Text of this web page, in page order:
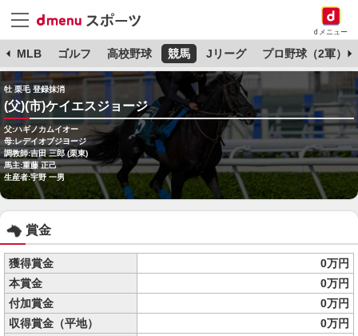
dメニュー
MLB ゴルフ 高校野球 競馬 Jリーグ プロ野球（2軍）
牡 栗毛 登録抹消
(父)(市)ケイエスジョージ
父:ハギノカムイオー
母:レデイオブジヨージ
調教師:吉田 三郎 (栗東)
馬主:重藤 正己
生産者:宇野 一男
賞金
獲得賞金
0万円
本賞金
0万円
付加賞金
0万円
収得賞金（平地）
0万円